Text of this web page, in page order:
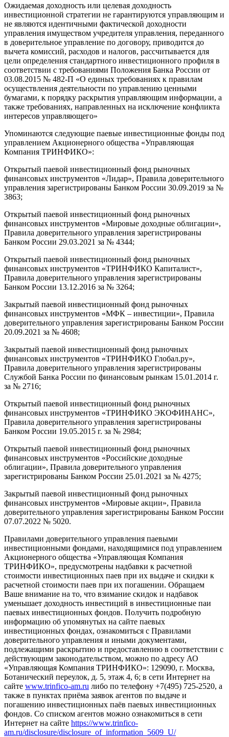
Ожидаемая доходность или целевая доходность
инвестиционной стратегии не гарантируются управляющим и
не являются идентичными фактической доходности
управления имуществом учредителя управления, переданного
в доверительное управление по договору, приводится до
вычета комиссий, расходов и налогов, рассчитывается для
цели определения стандартного инвестиционного профиля в
соответствии с требованиями Положения Банка России от
03.08.2015 № 482-П «О единых требованиях к правилам
осуществления деятельности по управлению ценными
бумагами, к порядку раскрытия управляющим информации, а
также требованиях, направленных на исключение конфликта
интересов управляющего»
Упоминаются следующие паевые инвестиционные фонды под
управлением Акционерного общества «Управляющая
Компания ТРИНФИКО»:
Открытый паевой инвестиционный фонд рыночных
финансовых инструментов «Лидар», Правила доверительного
управления зарегистрированы Банком России 30.09.2019 за №
3863;
Открытый паевой инвестиционный фонд рыночных
финансовых инструментов «Мировые доходные облигации»,
Правила доверительного управления зарегистрированы
Банком России 29.03.2021 за № 4344;
Открытый паевой инвестиционный фонд рыночных
финансовых инструментов «ТРИНФИКО Капиталист»,
Правила доверительного управления зарегистрированы
Банком России 13.12.2016 за № 3264;
Закрытый паевой инвестиционный фонд рыночных
финансовых инструментов «МФК – инвестиции», Правила
доверительного управления зарегистрированы Банком России
20.09.2021 за № 4608;
Закрытый паевой инвестиционный фонд рыночных
финансовых инструментов «ТРИНФИКО Глобал.ру»,
Правила доверительного управления зарегистрированы
Службой Банка России по финансовым рынкам 15.01.2014 г.
за № 2716;
Открытый паевой инвестиционный фонд рыночных
финансовых инструментов «ТРИНФИКО ЭКОФИНАНС»,
Правила доверительного управления зарегистрированы
Банком России 19.05.2015 г. за № 2984;
Открытый паевой инвестиционный фонд рыночных
финансовых инструментов «Российские доходные
облигации», Правила доверительного управления
зарегистрированы Банком России 25.01.2021 за № 4275;
Закрытый паевой инвестиционный фонд рыночных
финансовых инструментов «Мировые акции», Правила
доверительного управления зарегистрированы Банком России
07.07.2022 № 5020.
Правилами доверительного управления паевыми
инвестиционными фондами, находящимися под управлением
Акционерного общества «Управляющая Компания
ТРИНФИКО», предусмотрены надбавки к расчетной
стоимости инвестиционных паев при их выдаче и скидки к
расчетной стоимости паев при их погашении. Обращаем
Ваше внимание на то, что взимание скидок и надбавок
уменьшает доходность инвестиций в инвестиционные паи
паевых инвестиционных фондов. Получить подробную
информацию об упомянутых на сайте паевых
инвестиционных фондах, ознакомиться с Правилами
доверительного управления и иными документами,
подлежащими раскрытию и предоставлению в соответствии с
действующим законодательством, можно по адресу АО
«Управляющая Компания ТРИНФИКО»: 129090, г. Москва,
Ботанический переулок, д. 5, этаж 4, 6; в сети Интернет на
сайте www.trinfico-аm.ru либо по телефону +7(495) 725-2520, а
также в пунктах приёма заявок агентов по выдаче и
погашению инвестиционных паёв паевых инвестиционных
фондов. Со списком агентов можно ознакомиться в сети
Интернет на сайте https://www.trinfico-
am.ru/disclosure/disclosure_of_information_5609_U/